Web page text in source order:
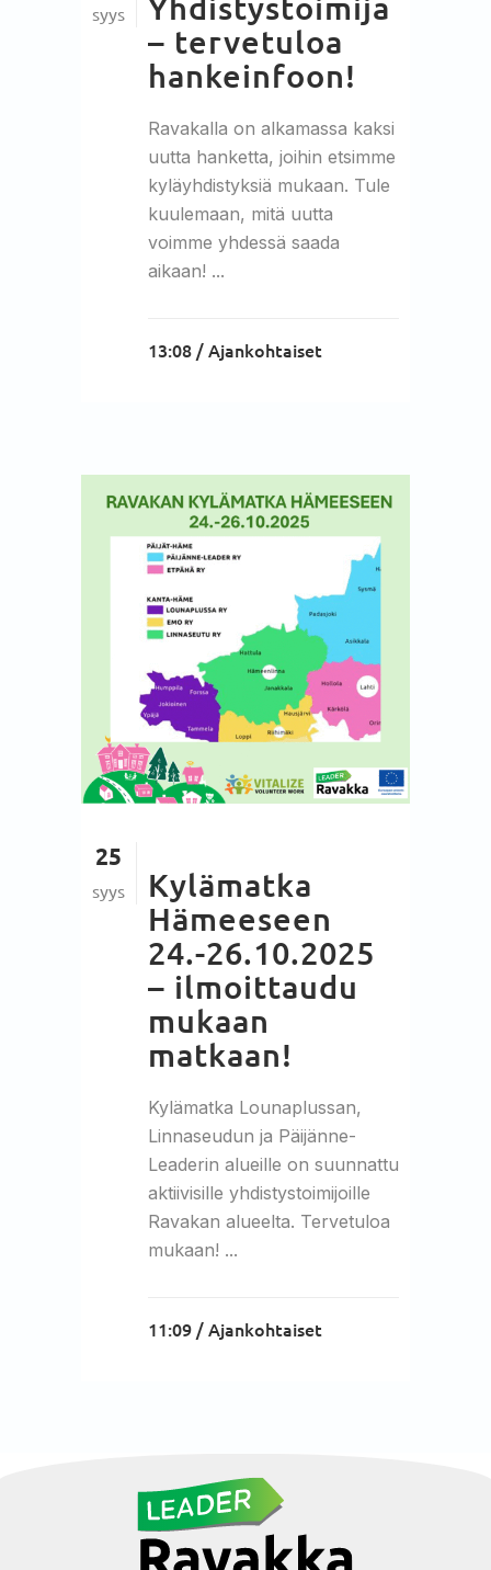
syys
– tervetuloa
hankeinfoon!
Ravakalla on alkamassa kaksi
uutta hanketta, joihin etsimme
kyläyhdistyksiä mukaan. Tule
kuulemaan, mitä uutta
voimme yhdessä saada
aikaan! ...
13:08 /Ajankohtaiset
25
syys
Kylämatka
Hämeeseen
24.-26.10.2025
– ilmoittaudu
mukaan
matkaan!
Kylämatka Lounaplussan,
Linnaseudun ja Päijänne-
Leaderin alueille on suunnattu
aktiivisille yhdistystoimijoille
Ravakan alueelta. Tervetuloa
mukaan! ...
11:09 /Ajankohtaiset